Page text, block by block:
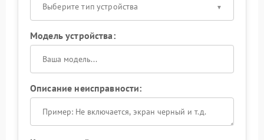
Выберите тип устройства
Модель устройства:
Описание неисправности: